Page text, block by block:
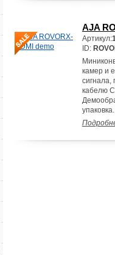
AJA
Артикул:
ID:
камер и
сигнала,
кабелю
упаковка.